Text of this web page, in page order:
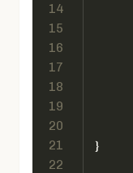
14
15
16
17
18
19
20
21
22
}